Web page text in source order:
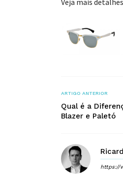
Veja mais
ARTIGO ANTERIOR
Qual é a
Blazer e Paletó
https://